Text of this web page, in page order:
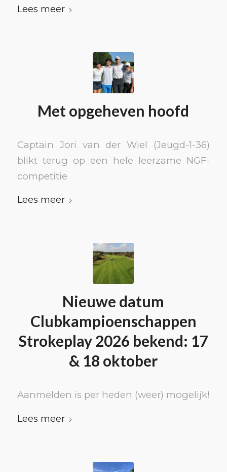
Lees meer
Met opgeheven hoofd
Captain Jori van der Wiel (Jeugd-1-36)
blikt terug op een hele leerzame NGF-
competitie
Lees meer
Nieuwe datum
Clubkampioenschappen
Strokeplay 2026 bekend: 17
& 18 oktober
Aanmelden is per heden (weer) mogelijk!
Lees meer